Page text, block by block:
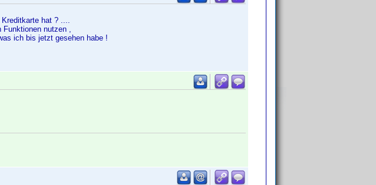
hat ? ....
Funktionen nutzen ,
ich bis jetzt gesehen habe !